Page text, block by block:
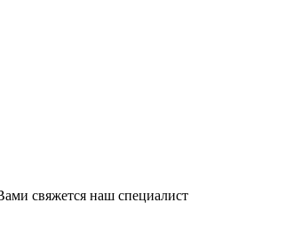
свяжется наш специалист